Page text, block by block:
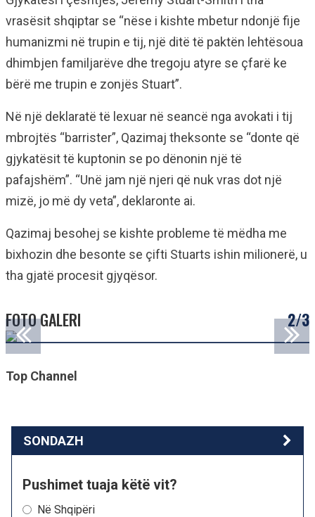
vrasësit shqiptar se “nëse i kishte mbetur ndonjë fije
humanizmi në trupin e tij, një ditë të paktën lehtësoua
dhimbjen familjarëve dhe tregoju atyre se çfarë ke
bërë me trupin e zonjës Stuart”.
Në një deklaratë të lexuar në seancë nga avokati i tij
mbrojtës “barrister”, Qazimaj theksonte se “donte që
gjykatësit të kuptonin se po dënonin një të
pafajshëm”. “Unë jam një njeri që nuk vras dot një
mizë, jo më dy veta”, deklaronte ai.
Qazimaj besohej se kishte probleme të mëdha me
bixhozin dhe besonte se çifti Stuarts ishin milionerë, u
tha gjatë procesit gjyqësor.
FOTO GALERI 2/3
Top Channel
SONDAZH
Pushimet tuaja këtë vit?
Në Shqipëri